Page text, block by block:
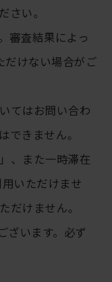
さい。
審査結果によっ
だけない場合がご
てはお問い合わ
できません。
、また一時滞在
いただけませ
だけません。
ざいます。必ず